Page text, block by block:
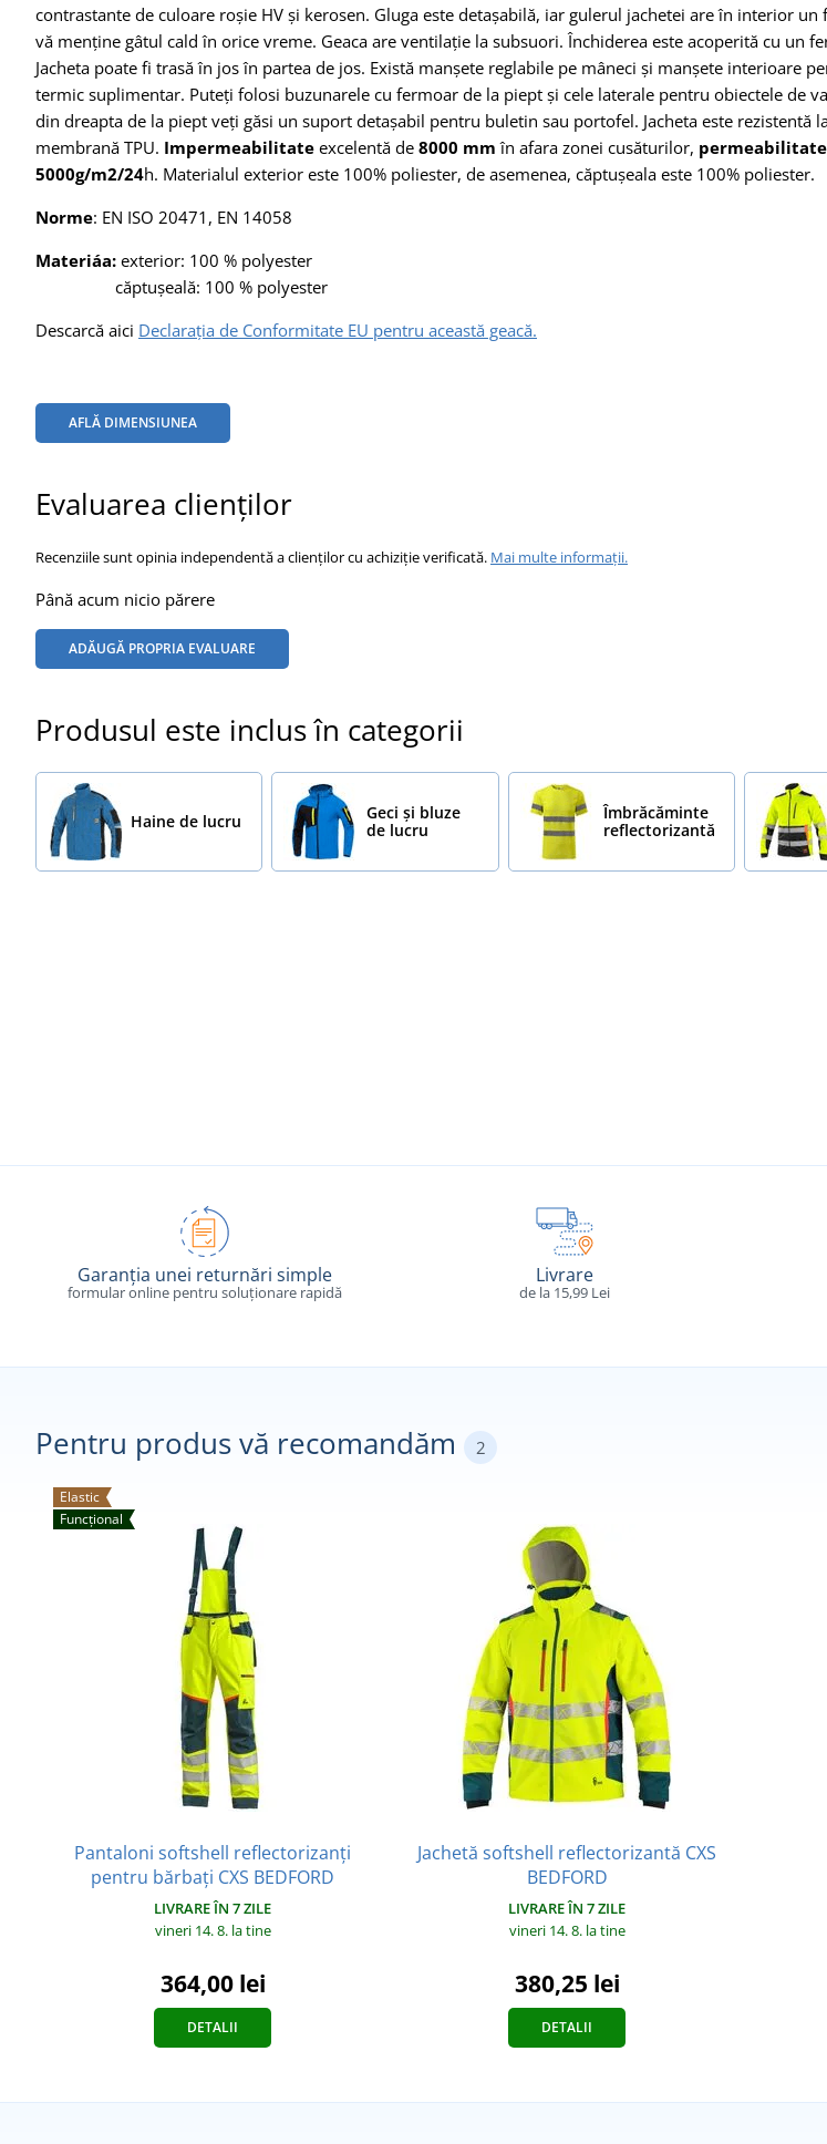
contrastante de culoare roșie HV și kerosen. Gluga este detașabilă, iar gulerul jachetei are în interior un
vă menține gâtul cald în orice vreme. Geaca are ventilație la subsuori. Închiderea este acoperită cu un
Jacheta poate fi trasă în jos în partea de jos. Există manșete reglabile pe mâneci și manșete interioare
termic suplimentar. Puteți folosi buzunarele cu fermoar de la piept și cele laterale pentru obiectele de
din dreapta de la piept veți găsi un suport detașabil pentru buletin sau portofel. Jacheta este rezistentă
membrană TPU. Impermeabilitate excelentă de 8000 mm în afara zonei cusăturilor,
5000g/m2/24h. Materialul exterior este 100% poliester, de asemenea, căptușeala este 100% poliester.
Norme: EN ISO 20471, EN 14058
Materiáa: exterior: 100 % polyester
căptușeală: 100 % polyester
Descarcă aici Declarația de Conformitate EU pentru această geacă.
AFLĂ DIMENSIUNEA
Evaluarea clienților
Recenziile sunt opinia independentă a clienților cu achiziție verificată. Mai multe informații.
Până acum nicio părere
ADĂUGĂ PROPRIA EVALUARE
Produsul este inclus în categorii
Haine de lucru
Geci și bluze
de lucru
Îmbrăcăminte
reflectorizantă
Garanția unei returnări simple
formular online pentru soluționare rapidă
Livrare
de la 15,99 Lei
Pentru produs vă recomandăm 2
Elastic
Funcțional
Pantaloni softshell reflectorizanți
pentru bărbați CXS BEDFORD
LIVRARE ÎN 7 ZILE
vineri 14. 8. la tine
364,00 lei
DETALII
Jachetă softshell reflectorizantă CXS
BEDFORD
LIVRARE ÎN 7 ZILE
vineri 14. 8. la tine
380,25 lei
DETALII